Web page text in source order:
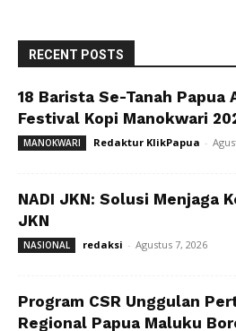
RECENT POSTS
18 Barista Se-Tanah Papua
Festival Kopi Manokwari
MANOKWARI Redaktur KlikPapua -
NADI JKN: Solusi Menjaga
JKN
NASIONAL redaksi - Agustus 7, 2026
Program CSR Unggulan
Regional Papua Maluku